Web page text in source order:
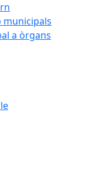
municipals
a òrgans